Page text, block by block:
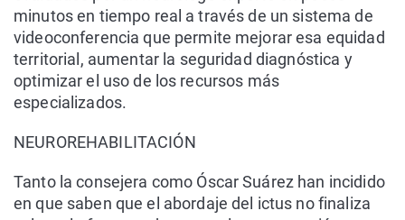
minutos en tiempo real a través de un sistema de
videoconferencia que permite mejorar esa equidad
territorial, aumentar la seguridad diagnóstica y
optimizar el uso de los recursos más
especializados.
NEUROREHABILITACIÓN
Tanto la consejera como Óscar Suárez han incidido
en que saben que el abordaje del ictus no finaliza